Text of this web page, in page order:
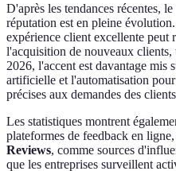
D'après les tendances récentes,
réputation est en pleine évolution.
expérience client excellente peut
l'acquisition de nouveaux
2026, l'accent est davantage
artificielle et l'automatisation
précises aux demandes des
Les statistiques montrent
plateformes de feedback en
Reviews, comme sources
que les entreprises surveillent